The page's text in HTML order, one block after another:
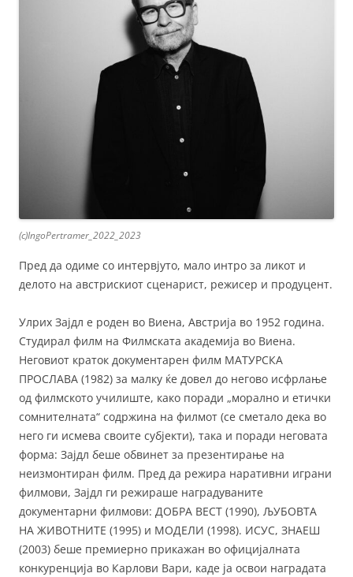
(c)IngoPertramer_2022_2023
Пред да одиме со интервјуто, мало интро за ликот и
делото на австрискиот сценарист, режисер и продуцент.
Улрих Зајдл е роден во Виена, Австрија во 1952 година.
Студирал филм на Филмската академија во Виена.
Неговиот краток документарен филм МАТУРСКА
ПРОСЛАВА (1982) за малку ќе довел до негово исфрлање
од филмското училиште, како поради „морално и етички
сомнителната“ содржина на филмот (се сметало дека во
него ги исмева своите субјекти), така и поради неговата
форма: Зајдл беше обвинет за презентирање на
неизмонтиран филм. Пред да режира наративни играни
филмови, Зајдл ги режираше наградуваните
документарни филмови: ДОБРА ВЕСТ (1990), ЉУБОВТА
НА ЖИВОТНИТЕ (1995) и МОДЕЛИ (1998). ИСУС, ЗНАЕШ
(2003) беше премиерно прикажан во официјалната
конкуренција во Карлови Вари, каде ја освои наградата